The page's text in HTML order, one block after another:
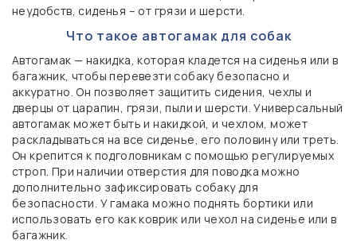
неудобств, сиденья – от грязи и шерсти.
Что такое автогамак для собак
Автогамак — накидка, которая кладется на сиденья или в
багажник, чтобы перевезти собаку безопасно и
аккуратно. Он позволяет защитить сидения, чехлы и
дверцы от царапин, грязи, пыли и шерсти. Универсальный
автогамак может быть и накидкой, и чехлом, может
раскладываться на все сиденье, его половину или треть.
Он крепится к подголовникам с помощью регулируемых
строп. При наличии отверстия для поводка можно
дополнительно зафиксировать собаку для
безопасности. У гамака можно поднять бортики или
использовать его как коврик или чехол на сиденье или в
багажник.